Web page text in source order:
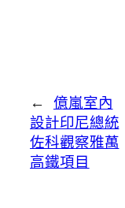
←
億嵐室內
設計印尼總統
佐科觀察雅萬
高鐵項目